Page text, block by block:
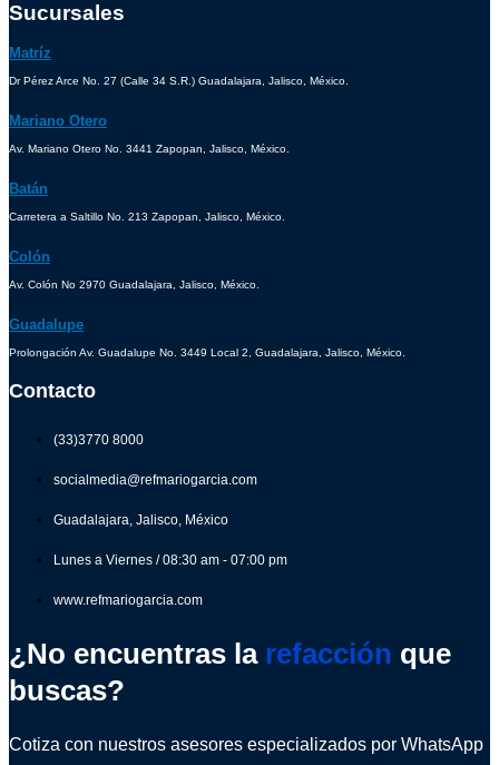
Sucursales
Matríz
Dr Pérez Arce No. 27 (Calle 34 S.R.) Guadalajara, Jalisco, México.
Mariano Otero
Av. Mariano Otero No. 3441 Zapopan, Jalisco, México.
Batán
Carretera a Saltillo No. 213 Zapopan, Jalisco, México.
Colón
Av. Colón No 2970 Guadalajara, Jalisco, México.
Guadalupe
Prolongación Av. Guadalupe No. 3449 Local 2, Guadalajara, Jalisco, México.
Contacto
(33)3770 8000
socialmedia@refmariogarcia.com
Guadalajara, Jalisco, México
Lunes a Viernes / 08:30 am - 07:00 pm
www.refmariogarcia.com
¿No encuentras la refacción que
buscas?
Cotiza con nuestros asesores especializados por WhatsApp